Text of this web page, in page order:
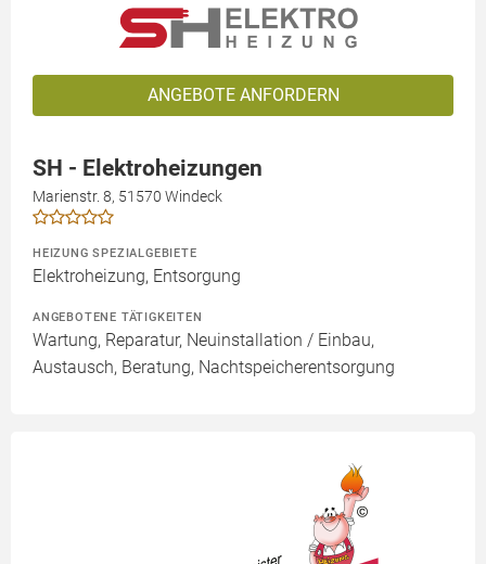
ANGEBOTE ANFORDERN
SH - Elektroheizungen
Marienstr. 8, 51570 Windeck
HEIZUNG SPEZIALGEBIETE
Elektroheizung, Entsorgung
ANGEBOTENE TÄTIGKEITEN
Wartung, Reparatur, Neuinstallation / Einbau,
Austausch, Beratung, Nachtspeicherentsorgung